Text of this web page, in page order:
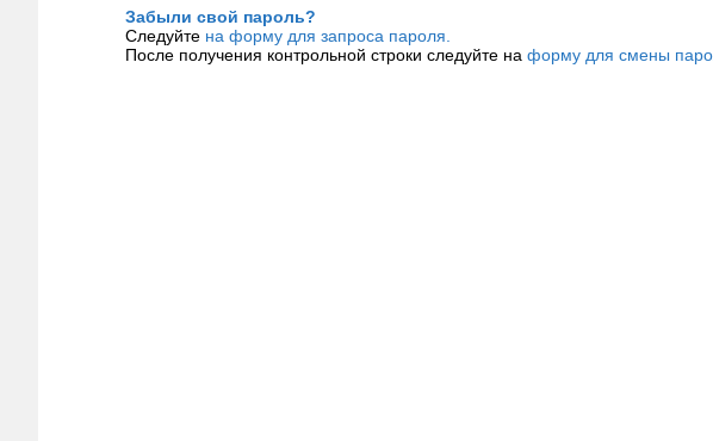
Забыли свой пароль?
Следуйте на форму для запроса пароля.
После получения контрольной строки следуйте на форму для смены